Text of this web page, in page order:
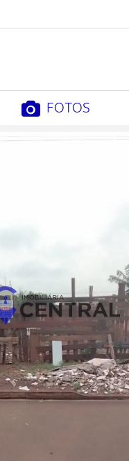
FOTOS